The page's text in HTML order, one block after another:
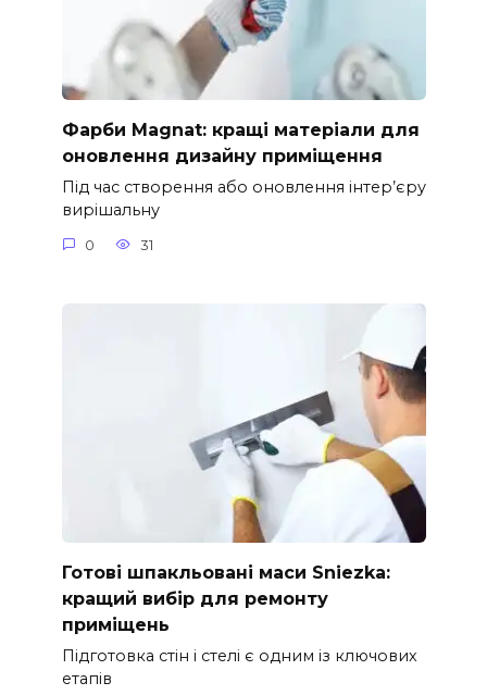
Фарби Magnat: кращі матеріали для
оновлення дизайну приміщення
Під час створення або оновлення інтер’єру
вирішальну
0 31
Готові шпакльовані маси Sniezka:
кращий вибір для ремонту
приміщень
Підготовка стін і стелі є одним із ключових
етапів